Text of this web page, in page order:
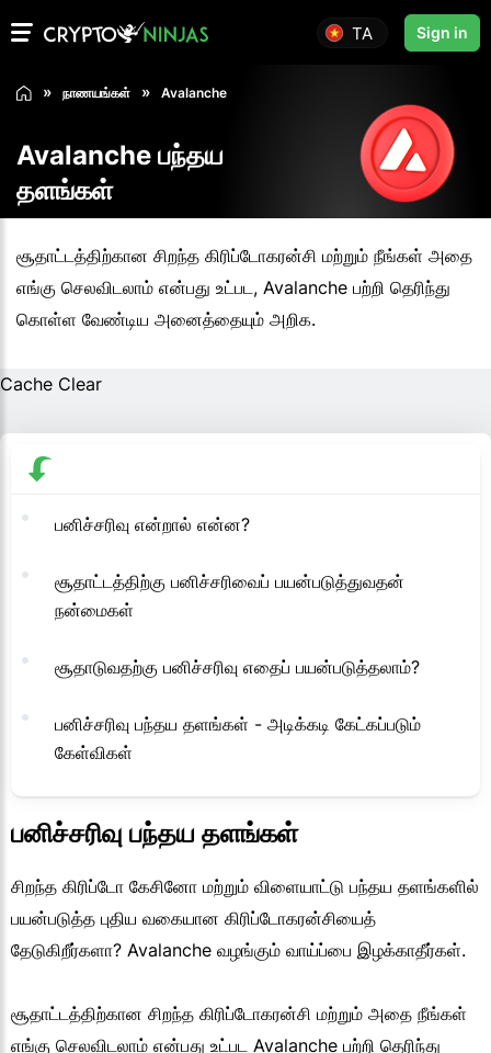
TA Sign in
நாணயங்கள் Avalanche
Avalanche பந்தய
தளங்கள்
சூதாட்டத்திற்கான சிறந்த கிரிப்டோகரன்சி மற்றும் நீங்கள் அதை
எங்கு செலவிடலாம் என்பது உட்பட, Avalanche பற்றி தெரிந்து
கொள்ள வேண்டிய அனைத்தையும் அறிக.
Cache Clear
பனிச்சரிவு என்றால் என்ன?
சூதாட்டத்திற்கு பனிச்சரிவைப் பயன்படுத்துவதன்
நன்மைகள்
சூதாடுவதற்கு பனிச்சரிவு எதைப் பயன்படுத்தலாம்?
பனிச்சரிவு பந்தய தளங்கள் - அடிக்கடி கேட்கப்படும்
கேள்விகள்
பனிச்சரிவு பந்தய தளங்கள்
சிறந்த கிரிப்டோ கேசினோ மற்றும் விளையாட்டு பந்தய தளங்களில்
பயன்படுத்த புதிய வகையான கிரிப்டோகரன்சியைத்
தேடுகிறீர்களா? Avalanche வழங்கும் வாய்ப்பை இழக்காதீர்கள்.
சூதாட்டத்திற்கான சிறந்த கிரிப்டோகரன்சி மற்றும் அதை நீங்கள்
எங்கு செலவிடலாம் என்பது உட்பட Avalanche பற்றி தெரிந்து